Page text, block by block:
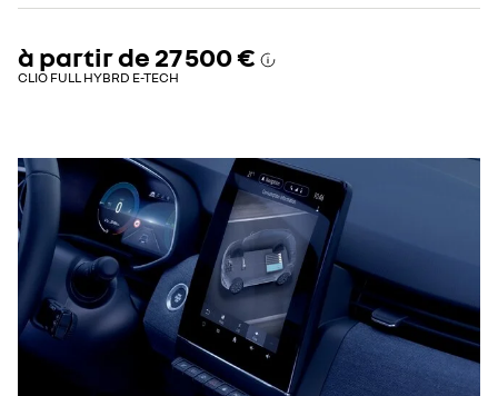
à partir de 27 500 €
CLIO FULL HYBRD E-TECH